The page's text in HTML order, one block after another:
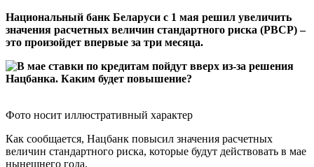
Национальный банк Беларуси с 1 мая решил увеличить
значения расчетных величин стандартного риска (РВСР) –
это произойдет впервые за три месяца.
Фото носит иллюстративный характер
Как сообщается, Нацбанк повысил значения расчетных
величин стандартного риска, которые будут действовать в мае
нынешнего года.